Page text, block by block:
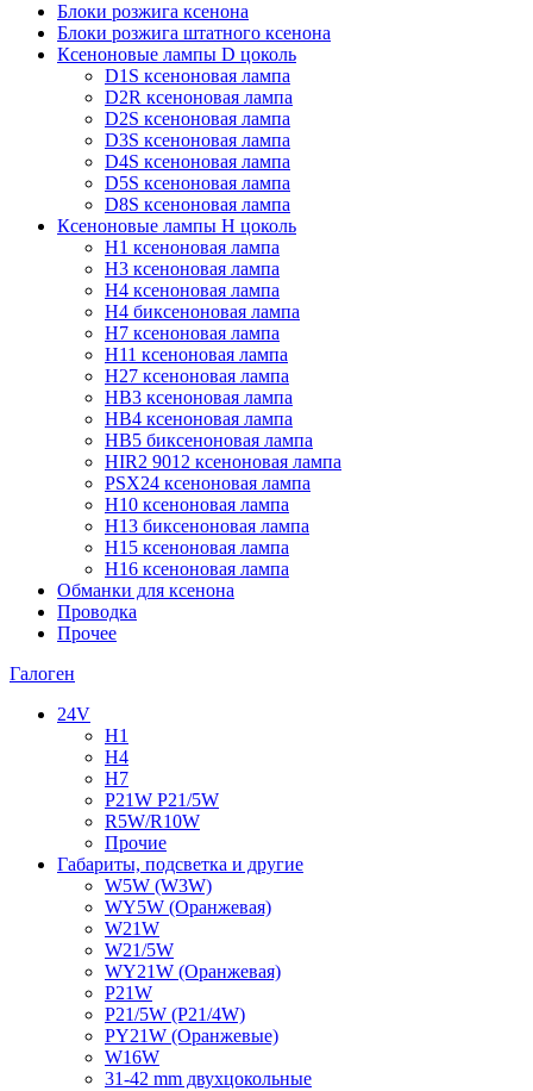
Блоки розжига ксенона
Блоки розжига штатного ксенона
Ксеноновые лампы D цоколь
D1S ксеноновая лампа
D2R ксеноновая лампа
D2S ксеноновая лампа
D3S ксеноновая лампа
D4S ксеноновая лампа
D5S ксеноновая лампа
D8S ксеноновая лампа
Ксеноновые лампы Н цоколь
H1 ксеноновая лампа
H3 ксеноновая лампа
H4 ксеноновая лампа
H4 биксеноновая лампа
H7 ксеноновая лампа
H11 ксеноновая лампа
H27 ксеноновая лампа
HB3 ксеноновая лампа
HB4 ксеноновая лампа
HB5 биксеноновая лампа
HIR2 9012 ксеноновая лампа
PSX24 ксеноновая лампа
H10 ксеноновая лампа
H13 биксеноновая лампа
H15 ксеноновая лампа
H16 ксеноновая лампа
Обманки для ксенона
Проводка
Прочее
Галоген
24V
H1
H4
H7
P21W P21/5W
R5W/R10W
Прочие
Габариты, подсветка и другие
W5W (W3W)
WY5W (Оранжевая)
W21W
W21/5W
WY21W (Оранжевая)
P21W
P21/5W (P21/4W)
PY21W (Оранжевые)
W16W
31-42 mm двухцокольные